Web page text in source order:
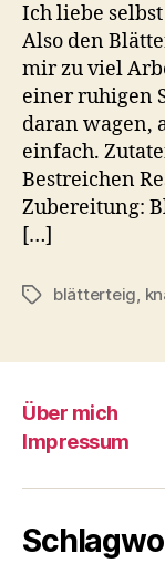
Ich liebe
Also den
mir zu viel
einer ruhigen
daran wagen,
einfach.
Bestreichen
Zubereitung:
[…]
Schlagwörter
blätterteig,
Über mich
Impressum